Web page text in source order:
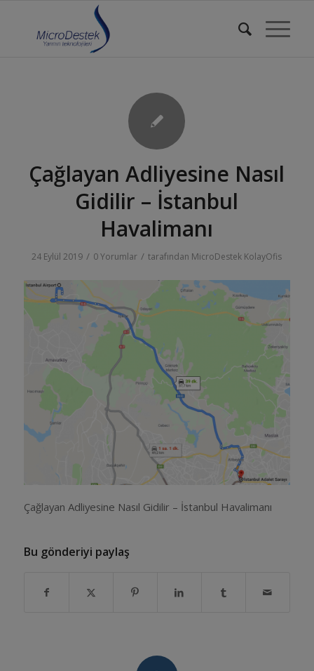
Çağlayan Adliyesine Nasıl
Gidilir – İstanbul
Havalimanı
24 Eylül 2019 / 0 Yorumlar / tarafından MicroDestek KolayOfis
Çağlayan Adliyesine Nasıl Gidilir – İstanbul Havalimanı
Bu gönderiyi paylaş